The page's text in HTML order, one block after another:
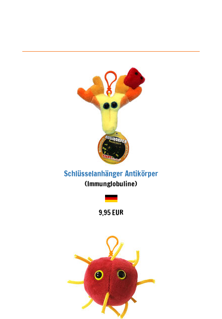
Schlüsselanhänger Antikörper
(Immunglobuline)
9,95 EUR